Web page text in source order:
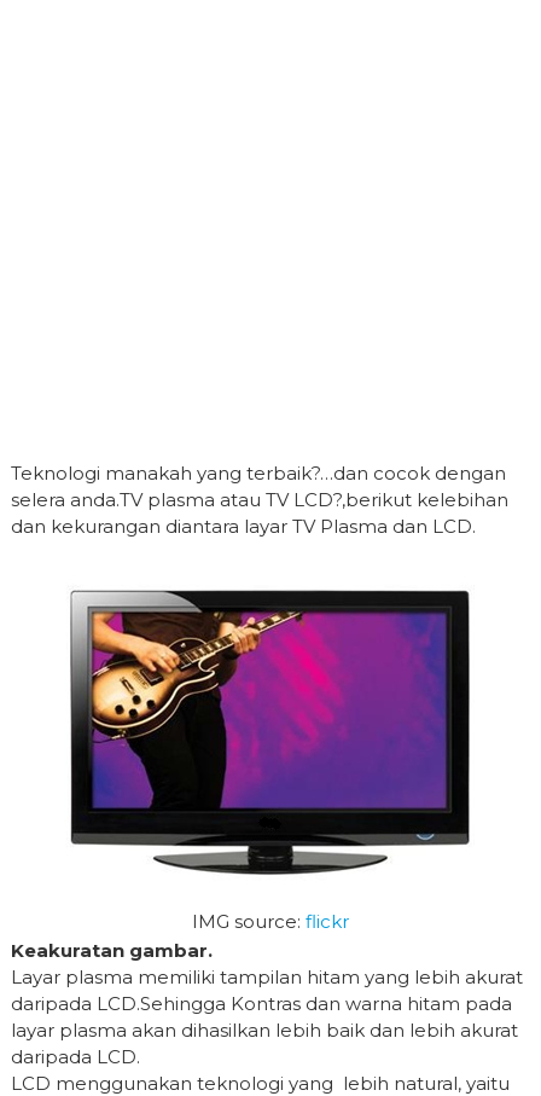
Teknologi manakah yang terbaik?…dan cocok dengan
selera anda.TV plasma atau TV LCD?,berikut kelebihan
dan kekurangan diantara layar TV Plasma dan LCD.
IMG source: flickr
Keakuratan gambar.
Layar plasma memiliki tampilan hitam yang lebih akurat
daripada LCD.Sehingga Kontras dan warna hitam pada
layar plasma akan dihasilkan lebih baik dan lebih akurat
daripada LCD.
LCD menggunakan teknologi yang lebih natural, yaitu